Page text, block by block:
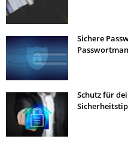
Sichere
Schutz für